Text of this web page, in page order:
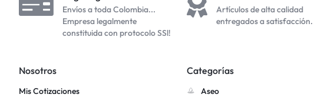
Envíos a toda Colombia...
Empresa legalmente
constituida con protocolo SSl!
Artículos de alta calidad
entregados a satisfacción.
Nosotros
Mis Cotizaciones
Categorías
Aseo